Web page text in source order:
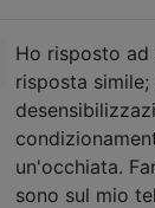
Ho risposto ad
risposta simile;
un'occhiata.
sono sul mio